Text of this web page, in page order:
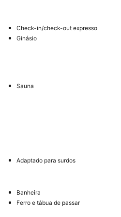
Check-in/check-out expresso
Ginásio
Sauna
Adaptado para surdos
Banheira
Ferro e tábua de passar